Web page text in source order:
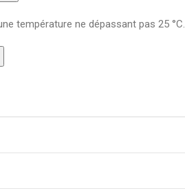
température ne dépassant pas 25 °C.